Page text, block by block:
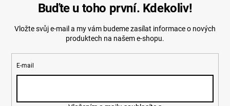
Buďte u toho první. Kdekoliv!
Vložte svůj e-mail a my vám budeme zasílat informace o nových
produktech na našem e-shopu.
E-mail